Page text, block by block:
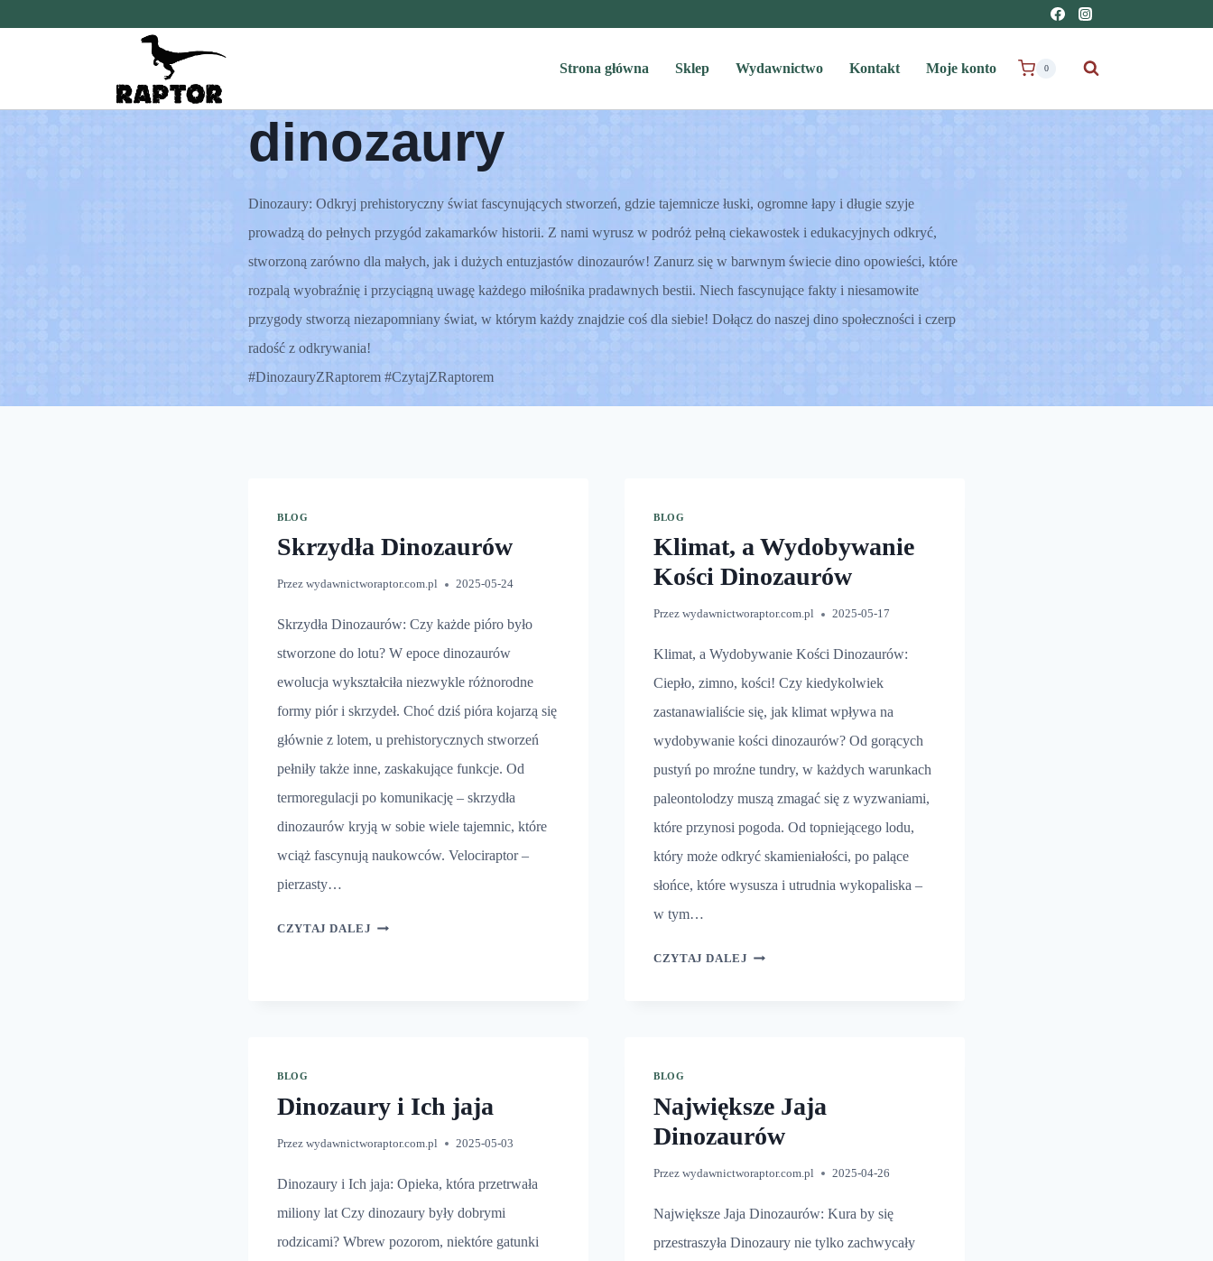
Strona główna Sklep Wydawnictwo Kontakt Moje konto 0
dinozaury
Dinozaury: Odkryj prehistoryczny świat fascynujących stworzeń, gdzie tajemnicze łuski, ogromne łapy i długie szyje
prowadzą do pełnych przygód zakamarków historii. Z nami wyrusz w podróż pełną ciekawostek i edukacyjnych odkryć,
stworzoną zarówno dla małych, jak i dużych entuzjastów dinozaurów! Zanurz się w barwnym świecie dino opowieści, które
rozpalą wyobraźnię i przyciągną uwagę każdego miłośnika pradawnych bestii. Niech fascynujące fakty i niesamowite
przygody stworzą niezapomniany świat, w którym każdy znajdzie coś dla siebie! Dołącz do naszej dino społeczności i czerp
radość z odkrywania!
#DinozauryZRaptorem #CzytajZRaptorem
BLOG
Skrzydła Dinozaurów
Przez wydawnictworaptor.com.pl 2025-05-24
Skrzydła Dinozaurów: Czy każde pióro było
stworzone do lotu? W epoce dinozaurów
ewolucja wykształciła niezwykle różnorodne
formy piór i skrzydeł. Choć dziś pióra kojarzą się
głównie z lotem, u prehistorycznych stworzeń
pełniły także inne, zaskakujące funkcje. Od
termoregulacji po komunikację – skrzydła
dinozaurów kryją w sobie wiele tajemnic, które
wciąż fascynują naukowców. Velociraptor –
pierzasty…
CZYTAJ DALEJ SKRZYDŁA
BLOG
Klimat, a Wydobywanie
Kości Dinozaurów
Przez wydawnictworaptor.com.pl 2025-05-17
Klimat, a Wydobywanie Kości Dinozaurów:
Ciepło, zimno, kości! Czy kiedykolwiek
zastanawialiście się, jak klimat wpływa na
wydobywanie kości dinozaurów? Od gorących
pustyń po mroźne tundry, w każdych warunkach
paleontolodzy muszą zmagać się z wyzwaniami,
które przynosi pogoda. Od topniejącego lodu,
który może odkryć skamieniałości, po palące
słońce, które wysusza i utrudnia wykopaliska –
w tym…
CZYTAJ DALEJ KLIMAT,
BLOG
Dinozaury i Ich jaja
Przez wydawnictworaptor.com.pl 2025-05-03
Dinozaury i Ich jaja: Opieka, która przetrwała
miliony lat Czy dinozaury były dobrymi
rodzicami? Wbrew pozorom, niektóre gatunki
BLOG
Największe Jaja
Dinozaurów
Przez wydawnictworaptor.com.pl 2025-04-26
Największe Jaja Dinozaurów: Kura by się
przestraszyła Dinozaury nie tylko zachwycały